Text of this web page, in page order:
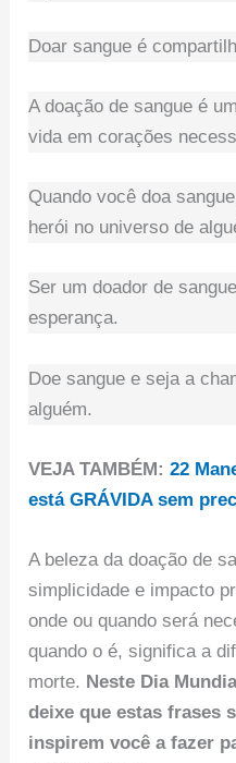
Doar sangue é
A doação de sangue é
vida em corações
Quando você doa
herói no universo de
Ser um doador de
esperança.
Doe sangue e seja a
alguém.
VEJA TAMBÉM:22
está GRÁVIDA sem
A beleza da doação de
simplicidade e impacto
onde ou quando será
quando o é, significa a
morte. Neste Dia
deixe que estas frases
inspirem você a fazer